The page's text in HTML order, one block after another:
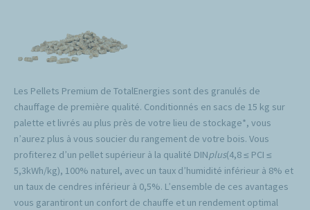
Les Pellets Premium de TotalEnergies sont des granulés de
chauffage de première qualité. Conditionnés en sacs de 15 kg sur
palette et livrés au plus près de votre lieu de stockage*, vous
n’aurez plus à vous soucier du rangement de votre bois. Vous
profiterez d’un pellet supérieur à la qualité DINplus(4,8 ≤ PCI ≤
5,3kWh/kg), 100% naturel, avec un taux d’humidité inférieur à 8% et
un taux de cendres inférieur à 0,5%. L’ensemble de ces avantages
vous garantiront un confort de chauffe et un rendement optimal